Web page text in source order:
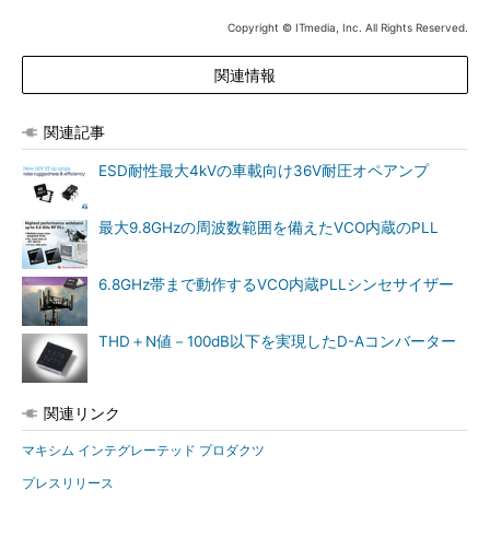
Copyright © ITmedia, Inc. All Rights Reserved.
関連情報
関連記事
ESD耐性最大4kVの車載向け36V耐圧オペアンプ
最大9.8GHzの周波数範囲を備えたVCO内蔵のPLL
6.8GHz帯まで動作するVCO内蔵PLLシンセサイザー
THD＋N値－100dB以下を実現したD-Aコンバーター
関連リンク
マキシム インテグレーテッド プロダクツ
プレスリリース